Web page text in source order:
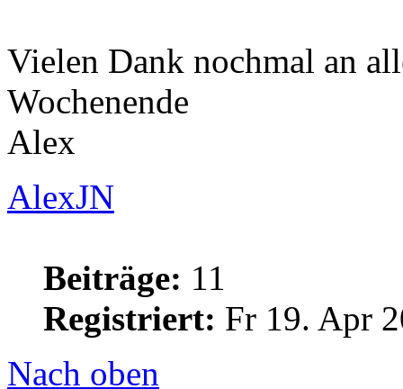
Vielen Dank nochmal an
Wochenende
Alex
AlexJN
Beiträge: 11
Registriert: Fr 19. Apr
Nach oben